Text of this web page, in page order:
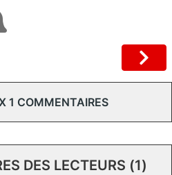
1 COMMENTAIRES
DES LECTEURS (1)